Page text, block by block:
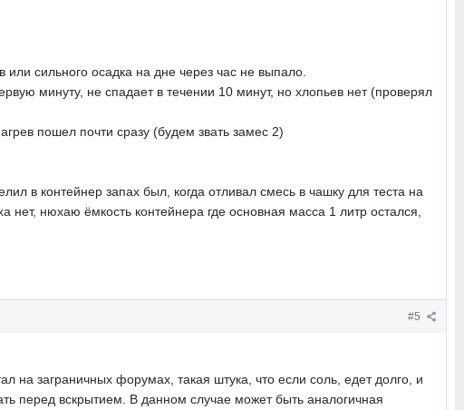
сильного осадка на дне через час не выпало.
минуту, не спадает в течении 10 минут, но хлопьев нет (проверял
пошел почти сразу (будем звать замес 2)
в контейнер запах был, когда отливал смесь в чашку для теста на
нюхаю ёмкость контейнера где основная масса 1 литр остался,
#5
на заграничных форумах, такая штука, что если соль, едет долго, и
перед вскрытием. В данном случае может быть аналогичная